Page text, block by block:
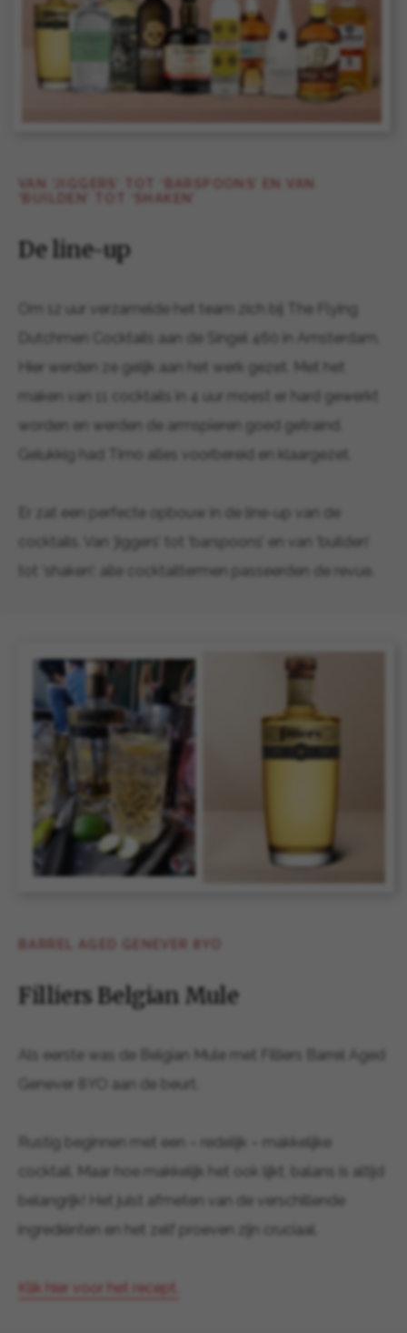
De line-up
Om 12 uur verzamelde het team zich bij The Flying
Dutchmen Cocktails aan de Singel 460 in Amsterdam.
Hier werden ze gelijk aan het werk gezet. Met het
maken van 11 cocktails in 4 uur moest er hard gewerkt
worden en werden de armspieren goed getraind.
Gelukkig had Timo alles voorbereid en klaargezet.
Er zat een perfecte opbouw in de line-up van de
cocktails. Van ‘jiggers’ tot ‘barspoons’ en van ‘builden’
tot ‘shaken’: alle cocktailtermen passeerden de revue.
Filliers Belgian Mule
Als eerste was de Belgian Mule met Filliers Barrel Aged
Genever 8YO aan de beurt.
Rustig beginnen met een – redelijk – makkelijke
cocktail. Maar hoe makkelijk het ook lijkt, balans is altijd
belangrijk! Het juist afmeten van de verschillende
ingrediënten en het zelf proeven zijn cruciaal.
Klik hier voor het recept.